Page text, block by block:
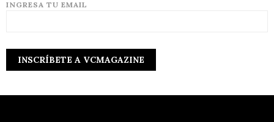
INGRESA TU EMAIL